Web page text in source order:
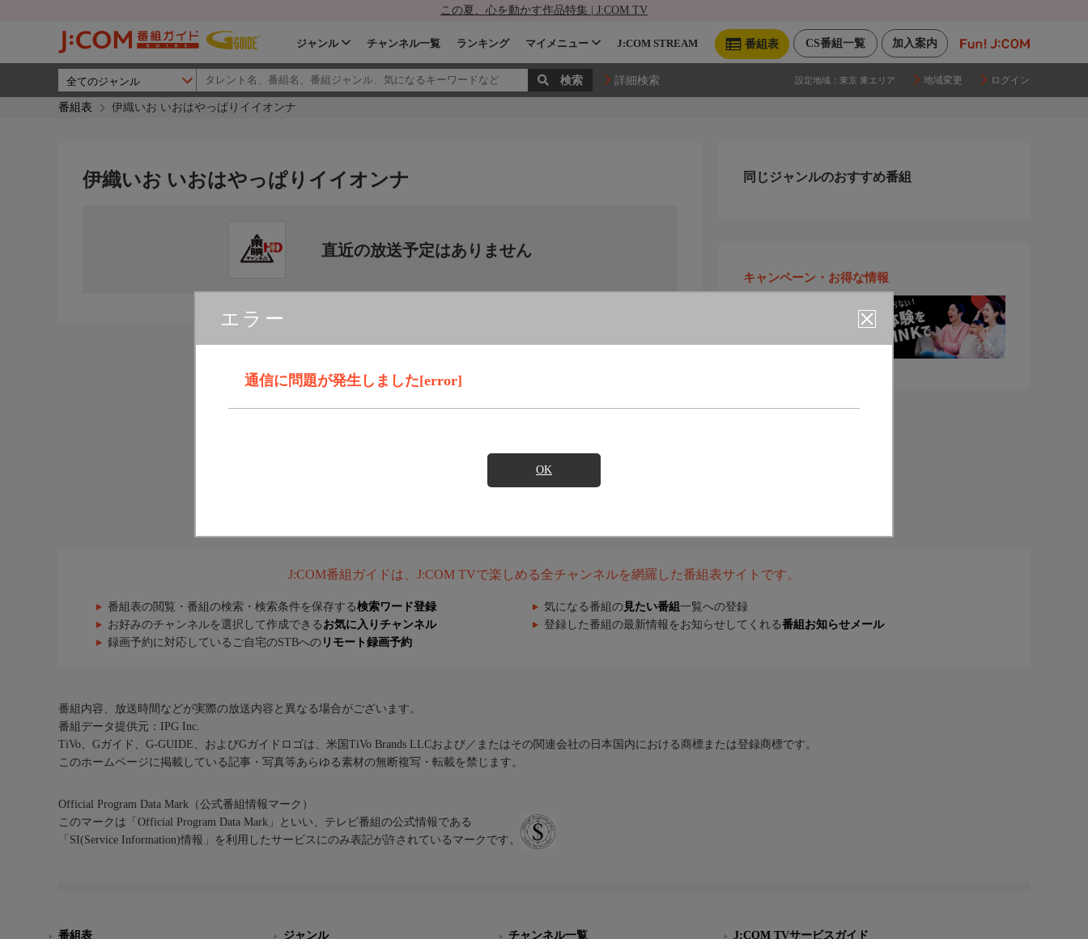
この夏、心を動かす作品特集 | J:COM TV
加入案内
CS番組一覧
番組表
ジャンル チャンネル一覧 ランキング マイメニュー J:COM STREAM
詳細検索 設定地域： 東京 東エリア 地域変更 ログイン
番組表 伊織いお いおはやっぱりイイオンナ
エラー
通信に問題が発生しました[error]
OK
伊織いお いおはやっぱりイイオンナ
直近の放送予定はありません
同じジャンルのおすすめ番組
キャンペーン・お得な情報
J:COM番組ガイドは、J:COM TVで楽しめる全チャンネルを網羅した番組表サイトです。
番組表の閲覧・番組の検索・検索条件を保存する検索ワード登録 気になる番組の 見たい番組 一覧への登録
お好みのチャンネルを選択して作成できる お気に入りチャンネル 登録した番組の最新情報をお知らせしてくれる番組お知らせメール
録画予約に対応しているご自宅のSTBへの リモート録画予約
番組内容、放送時間などが実際の放送内容と異なる場合がございます。
番組データ提供元：IPG Inc.
TiVo、Gガイド、G-GUIDE、およびGガイドロゴは、米国TiVo Brands LLCおよび／またはその関連会社の日本国内における商標または登録商標です。
このホームページに掲載している記事・写真等あらゆる素材の無断複写・転載を禁じます。
Official Program Data Mark（公式番組情報マーク）
このマークは「Official Program Data Mark」といい、テレビ番組の公式情報である
「SI(Service Information)情報」を利用したサービスにのみ表記が許されているマークです。
番組表
ジャンル
チャンネル一覧
J:COM TVサービスガイド